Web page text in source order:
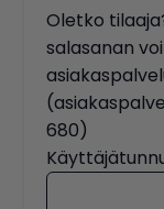
Oletko
salasanan
680)